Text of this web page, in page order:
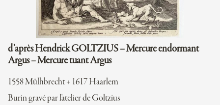
d’après Hendrick GOLTZIUS – Mercure endormant
Argus – Mercure tuant Argus
1558 Mülhbrecht + 1617 Haarlem
Burin gravé par l'atelier de Goltzius